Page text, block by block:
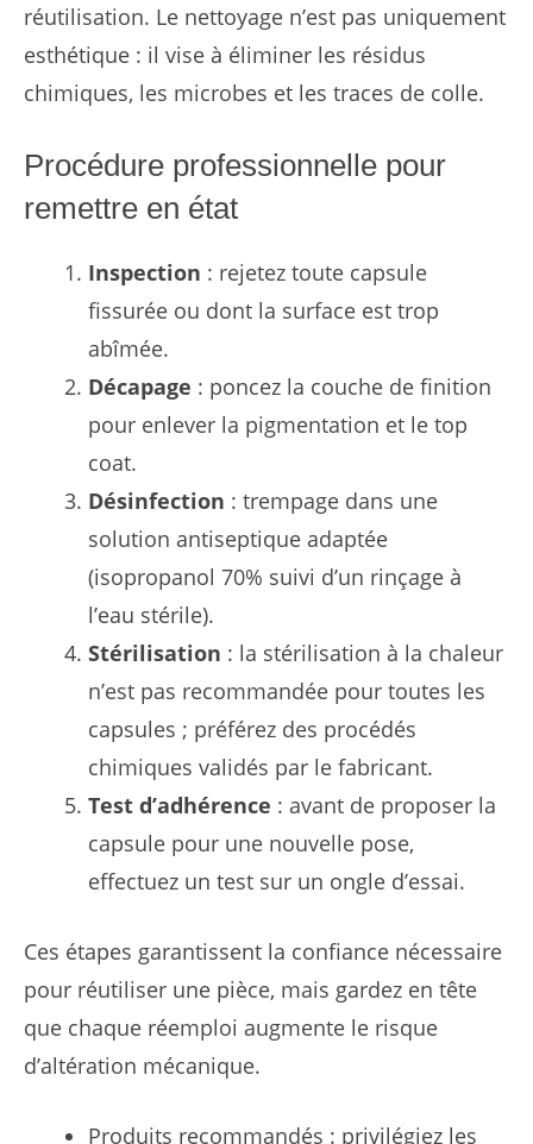
réutilisation. Le nettoyage n’est pas uniquement
esthétique : il vise à éliminer les résidus
chimiques, les microbes et les traces de colle.
Procédure professionnelle pour
remettre en état
Inspection : rejetez toute capsule
fissurée ou dont la surface est trop
abîmée.
Décapage : poncez la couche de finition
pour enlever la pigmentation et le top
coat.
Désinfection : trempage dans une
solution antiseptique adaptée
(isopropanol 70% suivi d’un rinçage à
l’eau stérile).
Stérilisation : la stérilisation à la chaleur
n’est pas recommandée pour toutes les
capsules ; préférez des procédés
chimiques validés par le fabricant.
Test d’adhérence : avant de proposer la
capsule pour une nouvelle pose,
effectuez un test sur un ongle d’essai.
Ces étapes garantissent la confiance nécessaire
pour réutiliser une pièce, mais gardez en tête
que chaque réemploi augmente le risque
d’altération mécanique.
Produits recommandés : privilégiez les